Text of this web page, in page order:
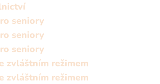
seniory
seniory
seniory
zvláštním režimem
zvláštním režimem